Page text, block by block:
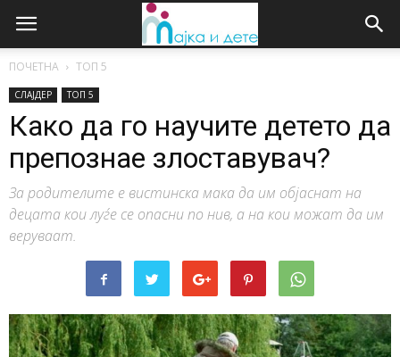
ПОЧЕТНА ТОП 5
СЛАЈДЕР ТОП 5
Како да го научите детето да
препознае злоставувач?
За родителите е вистинска мака да им објаснат на
децата кои луѓе се опасни по нив, а на кои можат да им
веруваат.